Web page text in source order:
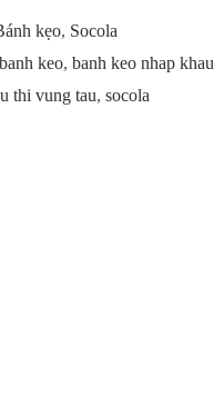
kẹo, Socola
banh keo, banh keo nhap khau
thi vung tau, socola